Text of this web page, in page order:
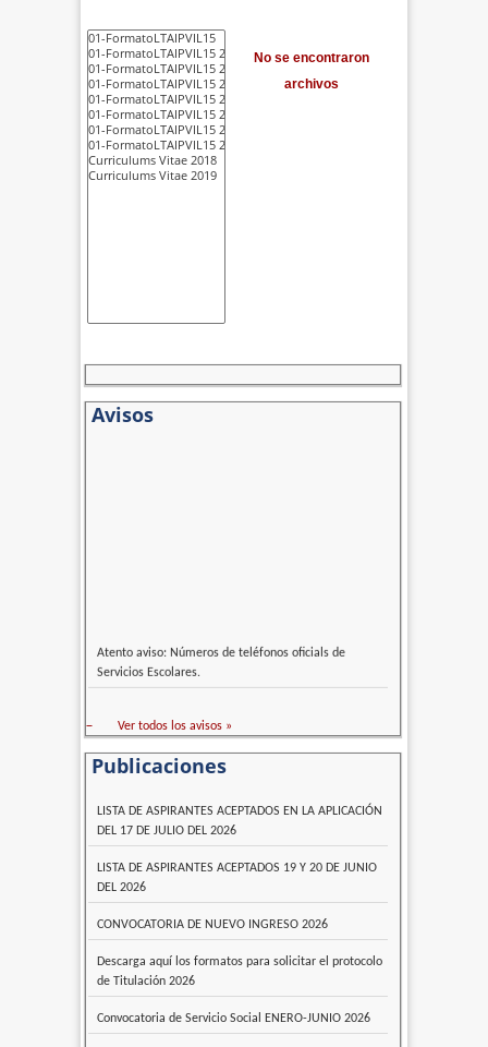
No se encontraron
archivos
Avisos
Atento aviso: Números de teléfonos oficials de
Servicios Escolares.
– Ver todos los avisos »
Publicaciones
LISTA DE ASPIRANTES ACEPTADOS EN LA APLICACIÓN
DEL 17 DE JULIO DEL 2026
LISTA DE ASPIRANTES ACEPTADOS 19 Y 20 DE JUNIO
DEL 2026
CONVOCATORIA DE NUEVO INGRESO 2026
Descarga aquí los formatos para solicitar el protocolo
de Titulación 2026
Convocatoria de Servicio Social ENERO-JUNIO 2026